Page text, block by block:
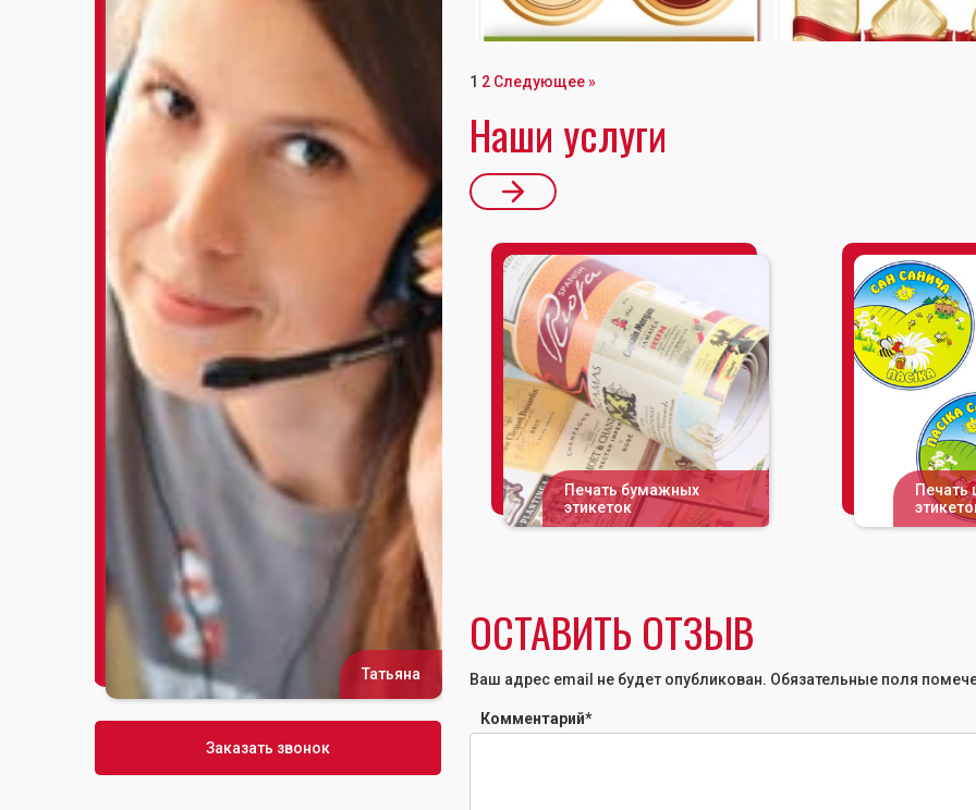
Татьяна Сусана
1 2 Следующее »
Наши услуги
Печать бумажных
этикеток
Печать
ОСТАВИТЬ ОТЗЫВ
Ваш адрес email не будет опубликован. Обязательные поля
Комментарий*